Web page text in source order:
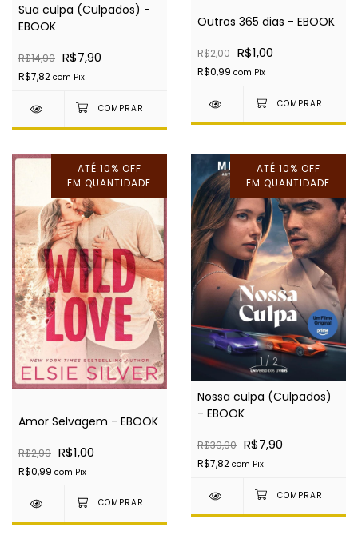
Sua culpa (Culpados) -
EBOOK
R$14,90 R$7,90
R$7,82 com Pix
Outros 365 dias - EBOOK
R$2,00 R$1,00
R$0,99 com Pix
ATÉ 10% OFF
EM QUANTIDADE
Amor Selvagem - EBOOK
R$2,99 R$1,00
R$0,99 com Pix
1 /2
ATÉ 10% OFF
EM QUANTIDADE
Nossa culpa (Culpados)
- EBOOK
R$39,90 R$7,90
R$7,82 com Pix